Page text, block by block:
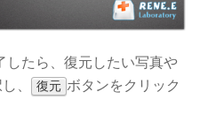
したら、復元したい写真や
、
復元 ボタンをクリック